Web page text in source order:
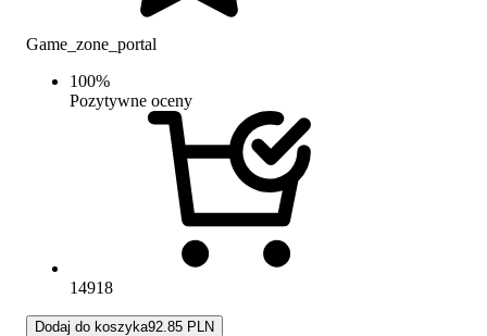
Game_zone_portal
100%
Pozytywne oceny
14918
Dodaj do koszyka92.85 PLN